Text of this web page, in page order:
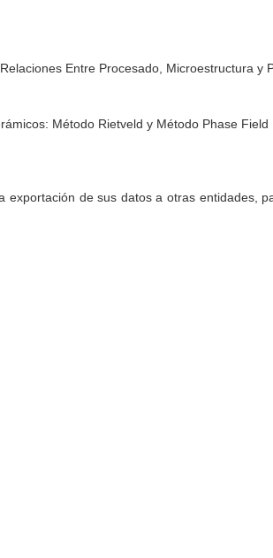
Entre Procesado, Microestructura y
Método Rietveld y Método Phase Field
de sus datos a otras entidades,